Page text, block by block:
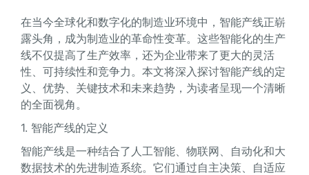
在当今全球化和数字化的制造业环境中，智能产线正崭
露头角，成为制造业的革命性变革。这些智能化的生产
线不仅提高了生产效率，还为企业带来了更大的灵活
性、可持续性和竞争力。本文将深入探讨智能产线的定
义、优势、关键技术和未来趋势，为读者呈现一个清晰
的全面视角。
1. 智能产线的定义
智能产线是一种结合了人工智能、物联网、自动化和大
数据技术的先进制造系统。它们通过自主决策、自适应